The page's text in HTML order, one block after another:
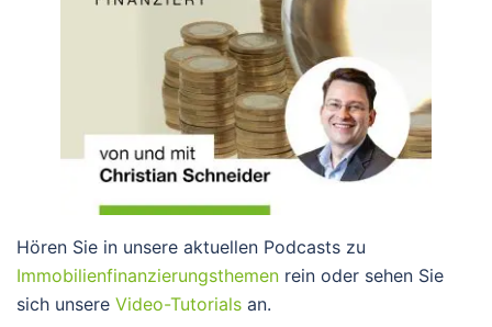
Hören Sie in unsere aktuellen Podcasts zu
Immobilienfinanzierungsthemen rein oder sehen Sie
sich unsere Video-Tutorials an.